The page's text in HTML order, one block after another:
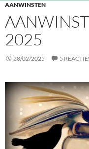
AANWINSTEN
2025
28/02/2025 5